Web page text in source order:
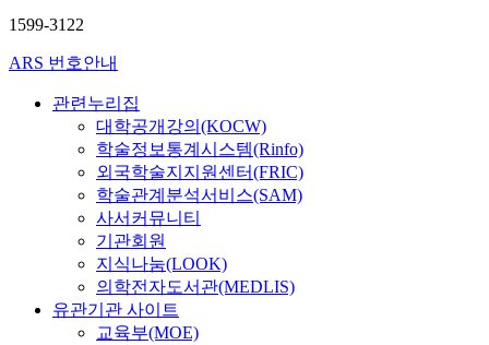
1599-3122
ARS 번호안내
관련누리집
대학공개강의(KOCW)
학술정보통계시스템(Rinfo)
외국학술지지원센터(FRIC)
학술관계분석서비스(SAM)
사서커뮤니티
기관회원
지식나눔(LOOK)
의학전자도서관(MEDLIS)
유관기관 사이트
교육부(MOE)